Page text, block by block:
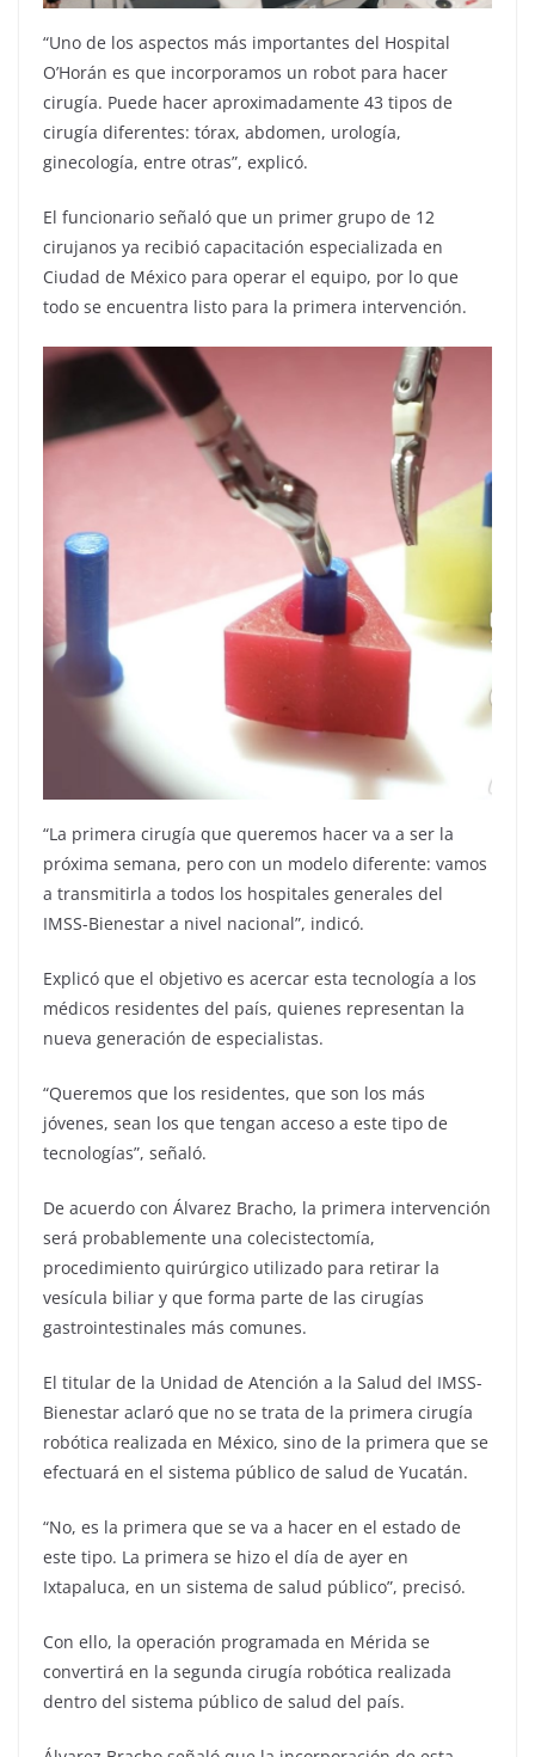
“Uno de los aspectos más importantes del Hospital
O’Horán es que incorporamos un robot para hacer
cirugía. Puede hacer aproximadamente 43 tipos de
cirugía diferentes: tórax, abdomen, urología,
ginecología, entre otras”, explicó.
El funcionario señaló que un primer grupo de 12
cirujanos ya recibió capacitación especializada en
Ciudad de México para operar el equipo, por lo que
todo se encuentra listo para la primera intervención.
“La primera cirugía que queremos hacer va a ser la
próxima semana, pero con un modelo diferente: vamos
a transmitirla a todos los hospitales generales del
IMSS-Bienestar a nivel nacional”, indicó.
Explicó que el objetivo es acercar esta tecnología a los
médicos residentes del país, quienes representan la
nueva generación de especialistas.
“Queremos que los residentes, que son los más
jóvenes, sean los que tengan acceso a este tipo de
tecnologías”, señaló.
De acuerdo con Álvarez Bracho, la primera intervención
será probablemente una colecistectomía,
procedimiento quirúrgico utilizado para retirar la
vesícula biliar y que forma parte de las cirugías
gastrointestinales más comunes.
El titular de la Unidad de Atención a la Salud del IMSS-
Bienestar aclaró que no se trata de la primera cirugía
robótica realizada en México, sino de la primera que se
efectuará en el sistema público de salud de Yucatán.
“No, es la primera que se va a hacer en el estado de
este tipo. La primera se hizo el día de ayer en
Ixtapaluca, en un sistema de salud público”, precisó.
Con ello, la operación programada en Mérida se
convertirá en la segunda cirugía robótica realizada
dentro del sistema público de salud del país.